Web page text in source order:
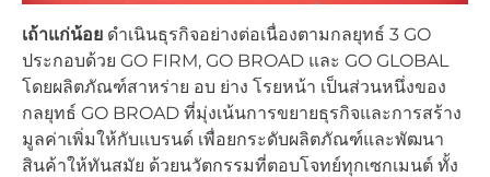
เถ้าแก่น้อย ดำเนินธุรกิจอย่างต่อเนื่องตามกลยุทธ์ 3 GO
ประกอบด้วย GO FIRM, GO BROAD และ GO GLOBAL
โดยผลิตภัณฑ์สาหร่าย อบ ย่าง โรยหน้า เป็นส่วนหนึ่งของ
กลยุทธ์ GO BROAD ที่มุ่งเน้นการขยายธุรกิจและการสร้าง
มูลค่าเพิ่มให้กับแบรนด์ เพื่อยกระดับผลิตภัณฑ์และพัฒนา
สินค้าให้ทันสมัย ด้วยนวัตกรรมที่ตอบโจทย์ทุกเซกเมนต์ ทั้ง